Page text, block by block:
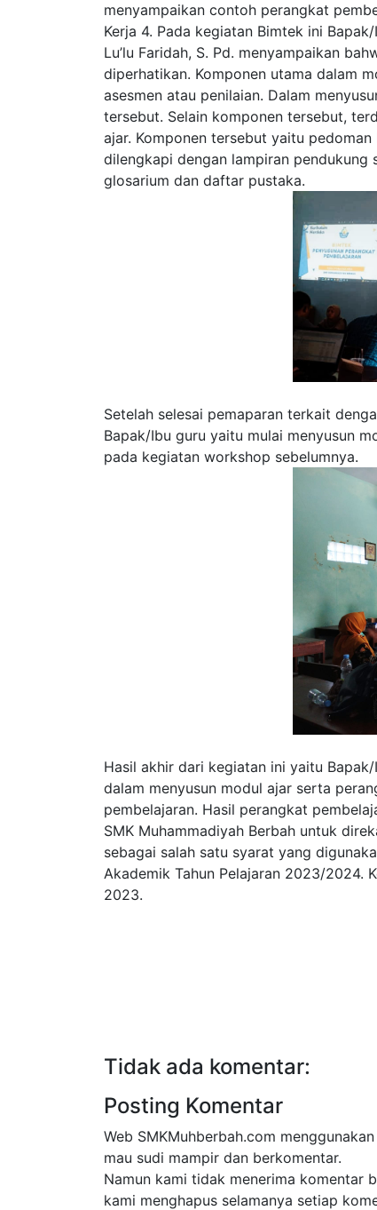
menyampaikan contoh perangkat
Kerja 4. Pada kegiatan Bimtek ini
Lu’lu Faridah, S. Pd. menyampaikan
diperhatikan. Komponen utama dalam
asesmen atau penilaian. Dalam
tersebut. Selain komponen tersebut,
ajar. Komponen tersebut yaitu
dilengkapi dengan lampiran
glosarium dan daftar pustaka.
Setelah selesai pemaparan terkait
Bapak/Ibu guru yaitu mulai menyusun
pada kegiatan workshop sebelumnya.
Hasil akhir dari kegiatan ini yaitu
dalam menyusun modul ajar serta
pembelajaran. Hasil perangkat
SMK Muhammadiyah Berbah untuk
sebagai salah satu syarat yang
Akademik Tahun Pelajaran 2023/2024.
2023.
Tidak ada komentar:
Posting Komentar
Web SMKMuhberbah.com
mau sudi mampir dan berkomentar.
Namun kami tidak menerima komentar
kami menghapus selamanya setiap